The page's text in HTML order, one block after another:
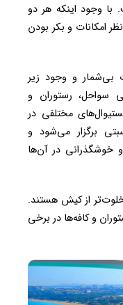
با وجود اینکه هر دو
امکانات و بکر بودن
بی‌شمار و وجود زیر
سواحل، رستوران و
مختلفی در
برگزار می‌شود و
خوشگذرانی در آن‌ها
از کیش هستند.
و کافه‌ها در برخی